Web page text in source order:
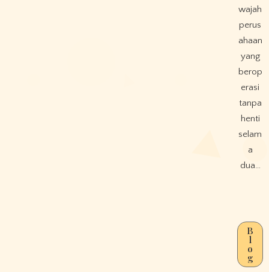
wajah
perus
ahaan
yang
berop
erasi
tanpa
henti
selam
a
dua…
B
l
o
g